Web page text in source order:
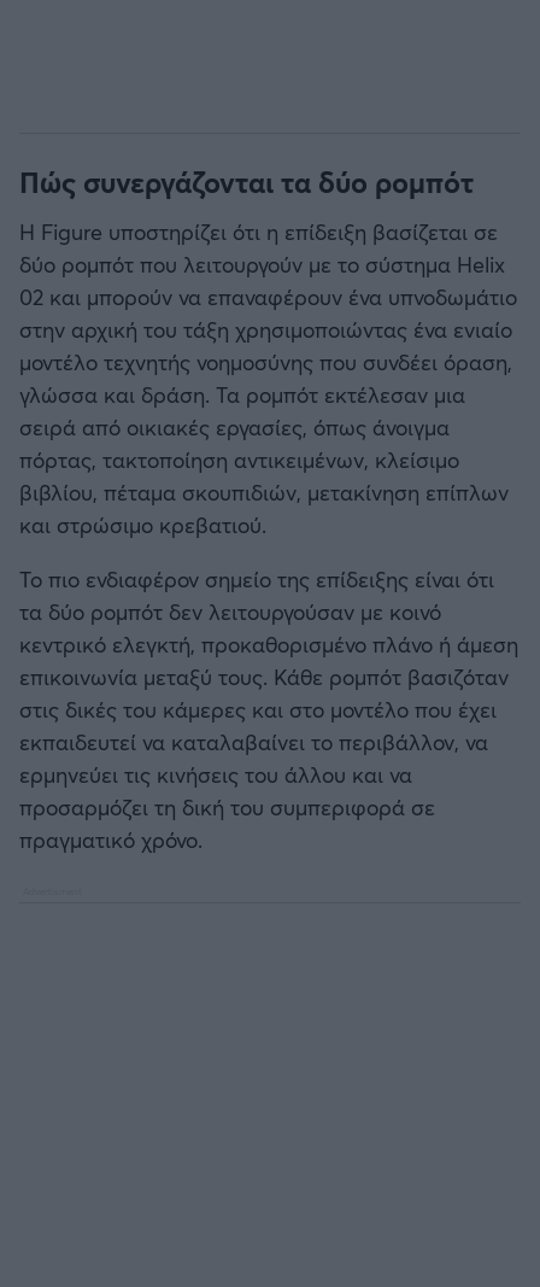
Πώς συνεργάζονται τα δύο ρομπότ
Η Figure υποστηρίζει ότι η επίδειξη βασίζεται σε
δύο ρομπότ που λειτουργούν με το σύστημα Helix
02 και μπορούν να επαναφέρουν ένα υπνοδωμάτιο
στην αρχική του τάξη χρησιμοποιώντας ένα ενιαίο
μοντέλο τεχνητής νοημοσύνης που συνδέει όραση,
γλώσσα και δράση. Τα ρομπότ εκτέλεσαν μια
σειρά από οικιακές εργασίες, όπως άνοιγμα
πόρτας, τακτοποίηση αντικειμένων, κλείσιμο
βιβλίου, πέταμα σκουπιδιών, μετακίνηση επίπλων
και στρώσιμο κρεβατιού.
Το πιο ενδιαφέρον σημείο της επίδειξης είναι ότι
τα δύο ρομπότ δεν λειτουργούσαν με κοινό
κεντρικό ελεγκτή, προκαθορισμένο πλάνο ή άμεση
επικοινωνία μεταξύ τους. Κάθε ρομπότ βασιζόταν
στις δικές του κάμερες και στο μοντέλο που έχει
εκπαιδευτεί να καταλαβαίνει το περιβάλλον, να
ερμηνεύει τις κινήσεις του άλλου και να
προσαρμόζει τη δική του συμπεριφορά σε
πραγματικό χρόνο.